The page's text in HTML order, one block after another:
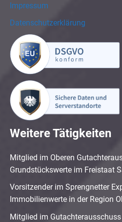
Impressum
Datenschutzerklärung
Weitere Tätigkeiten
Mitglied im Oberen
Grundstückswerte im Freistaat
Vorsitzender im Sprengnetter
Immobilienwerte in der Region
Mitglied im